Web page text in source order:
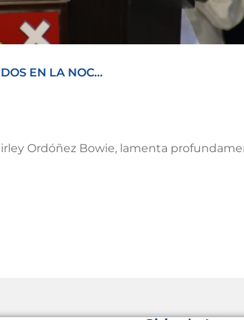
EN LA NOC...
Ordóñez Bowie, lamenta